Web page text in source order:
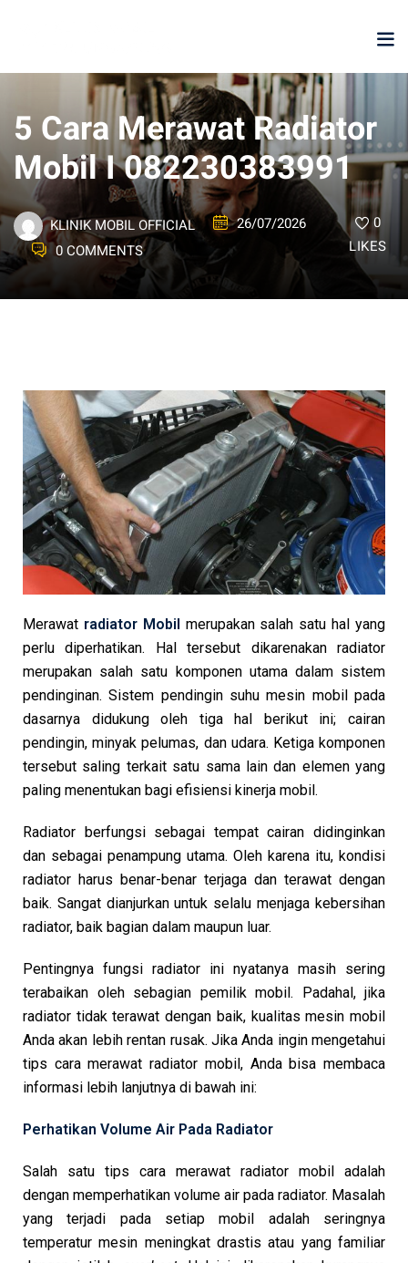
5 Cara Merawat Radiator
Mobil I 082230383991
KLINIK MOBIL OFFICIAL
26/07/2026
0 COMMENTS
0
LIKES
Merawat radiator Mobil merupakan salah satu hal yang
perlu diperhatikan. Hal tersebut dikarenakan radiator
merupakan salah satu komponen utama dalam sistem
pendinginan. Sistem pendingin suhu mesin mobil pada
dasarnya didukung oleh tiga hal berikut ini; cairan
pendingin, minyak pelumas, dan udara. Ketiga komponen
tersebut saling terkait satu sama lain dan elemen yang
paling menentukan bagi efisiensi kinerja mobil.
Radiator berfungsi sebagai tempat cairan didinginkan
dan sebagai penampung utama. Oleh karena itu, kondisi
radiator harus benar-benar terjaga dan terawat dengan
baik. Sangat dianjurkan untuk selalu menjaga kebersihan
radiator, baik bagian dalam maupun luar.
Pentingnya fungsi radiator ini nyatanya masih sering
terabaikan oleh sebagian pemilik mobil. Padahal, jika
radiator tidak terawat dengan baik, kualitas mesin mobil
Anda akan lebih rentan rusak. Jika Anda ingin mengetahui
tips cara merawat radiator mobil, Anda bisa membaca
informasi lebih lanjutnya di bawah ini:
Perhatikan Volume Air Pada Radiator
Salah satu tips cara merawat radiator mobil adalah
dengan memperhatikan volume air pada radiator. Masalah
yang terjadi pada setiap mobil adalah seringnya
temperatur mesin meningkat drastis atau yang familiar